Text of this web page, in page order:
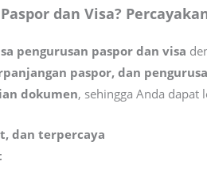
dan Visa?
pengurusan paspor dan visa
paspor, dan
dokumen, sehingga Anda dapat
dan terpercaya